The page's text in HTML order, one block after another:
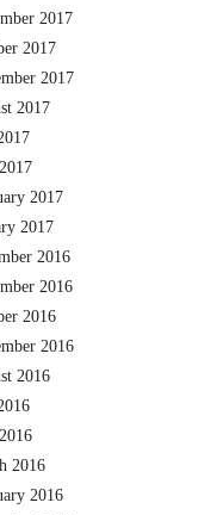
2017
2017
2017
2017
2017
2017
2016
2016
2016
2016
2016
2016
2016